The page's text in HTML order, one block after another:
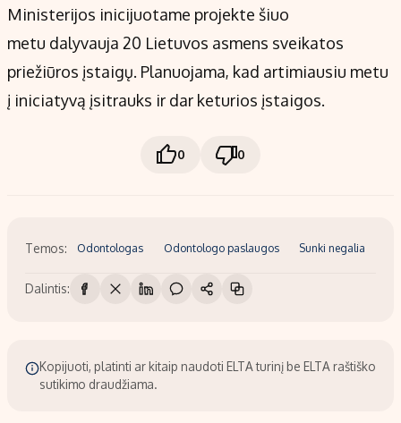
Ministerijos inicijuotame projekte šiuo
metu dalyvauja 20 Lietuvos asmens sveikatos
priežiūros įstaigų. Planuojama, kad artimiausiu metu
į iniciatyvą įsitrauks ir dar keturios įstaigos.
0 0
Temos: Odontologas Odontologo paslaugos Sunki negalia
Dalintis:
Kopijuoti, platinti ar kitaip naudoti ELTA turinį be ELTA raštiško
sutikimo draudžiama.